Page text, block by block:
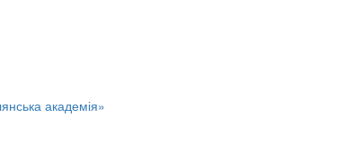
академія»